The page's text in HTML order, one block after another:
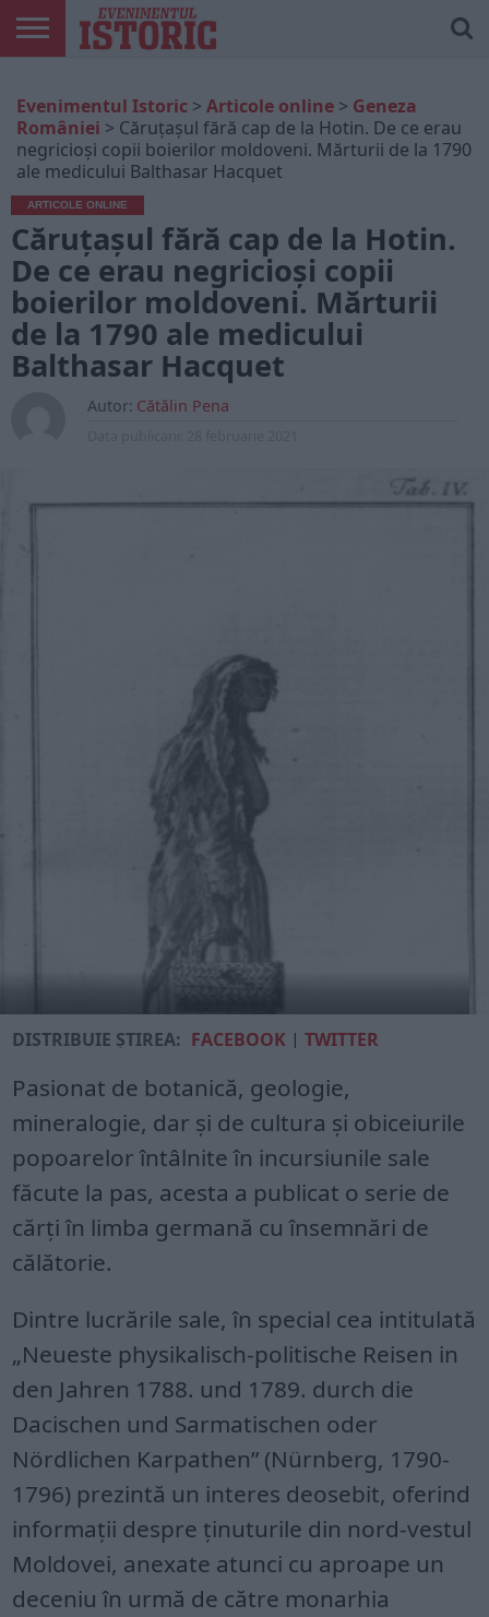
ONLINE
EDIȚII
TIPĂRITE
ISTORIC
PLAY
CONTUL
MEU
Evenimentul Istoric > Articole online > Geneza
României > Căruțașul fără cap de la Hotin. De ce erau
negricioși copii boierilor moldoveni. Mărturii de la 1790
ale medicului Balthasar Hacquet
ARTICOLE ONLINE
Căruțașul fără cap de la Hotin.
De ce erau negricioși copii
boierilor moldoveni. Mărturii
de la 1790 ale medicului
Balthasar Hacquet
Autor: Cătălin Pena
DISTRIBUIE ȘTIREA: FACEBOOK |TWITTER
Pasionat de botanică, geologie,
mineralogie, dar și de cultura și obiceiurile
popoarelor întâlnite în incursiunile sale
făcute la pas, acesta a publicat o serie de
cărți în limba germană cu însemnări de
călătorie.
Dintre lucrările sale, în special cea intitulată
„Neueste physikalisch-politische Reisen in
den Jahren 1788. und 1789. durch die
Dacischen und Sarmatischen oder
Nördlichen Karpathen” (Nürnberg, 1790-
1796) prezintă un interes deosebit, oferind
informaţii despre ţinuturile din nord-vestul
Moldovei, anexate atunci cu aproape un
deceniu în urmă de către monarhia